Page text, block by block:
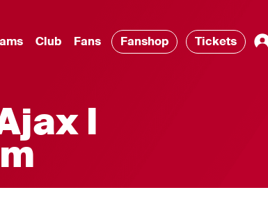
Club Fans Fanshop Tickets
l